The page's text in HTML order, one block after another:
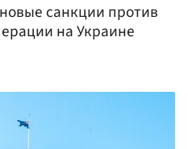
санкции против
на Украине